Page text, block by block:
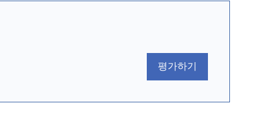
평가하기